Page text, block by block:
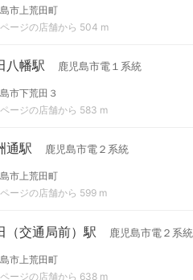
市上荒田町
ページの店舗から 504 m
八幡駅 鹿児島市電１系統
市下荒田３
ページの店舗から 583 m
通駅 鹿児島市電２系統
市上荒田町
ージの店舗から 599 m
（交通局前）駅 鹿児島市電２系統
市上荒田町
ページの店舗から 638 m